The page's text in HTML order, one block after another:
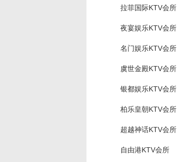
拉菲国际KTV会所
夜宴娱乐KTV会所
名门娱乐KTV会所
虞世金殿KTV会所
银都娱乐KTV会所
柏乐皇朝KTV会所
超越神话KTV会所
自由港KTV会所